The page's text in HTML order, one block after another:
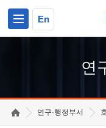
En
연
연구·행정부서